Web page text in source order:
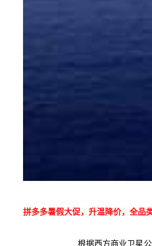
拼多多暑假大促，升温降价，全品
根据西方商业卫星